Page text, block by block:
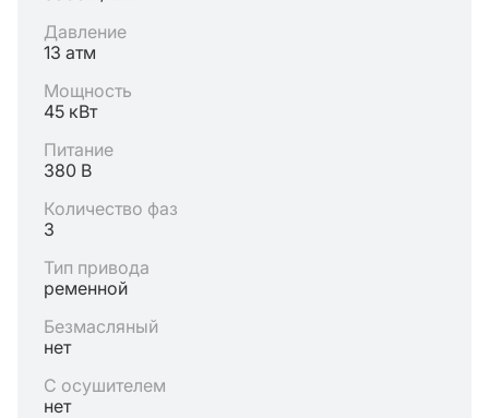
Давление
13 атм
Мощность
45 кВт
Питание
380 В
Количество фаз
3
Тип привода
ременной
Безмасляный
нет
С осушителем
нет